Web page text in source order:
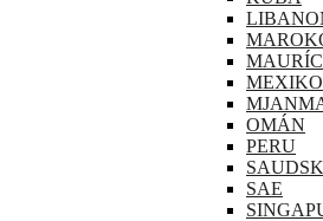
MEXIKO
OMÁN
PERU
SAE